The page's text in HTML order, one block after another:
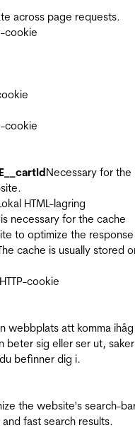
across page requests.
cookie
cookie
Necessary for the
HTML-lagring
necessary for the cache
to optimize the
cache is usually stored
cookie
webbplats att komma ihåg
beter sig eller ser ut,
befinner dig i.
the website's search-
fast search results.